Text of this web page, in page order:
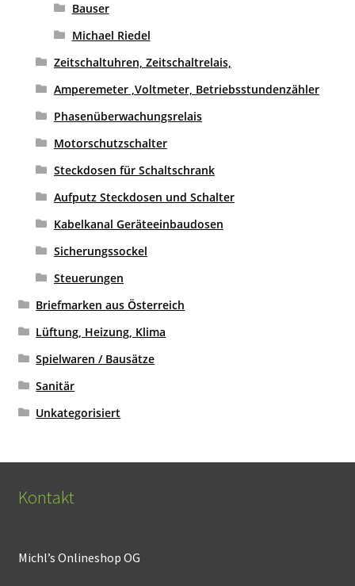
Bauser
Michael Riedel
Zeitschaltuhren, Zeitschaltrelais,
Amperemeter ,Voltmeter, Betriebsstundenzähler
Phasenüberwachungsrelais
Motorschutzschalter
Steckdosen für Schaltschrank
Aufputz Steckdosen und Schalter
Kabelkanal Geräteeinbaudosen
Sicherungssockel
Steuerungen
Briefmarken aus Österreich
Lüftung, Heizung, Klima
Spielwaren / Bausätze
Sanitär
Unkategorisiert
Kontakt
Michl’s Onlineshop OG